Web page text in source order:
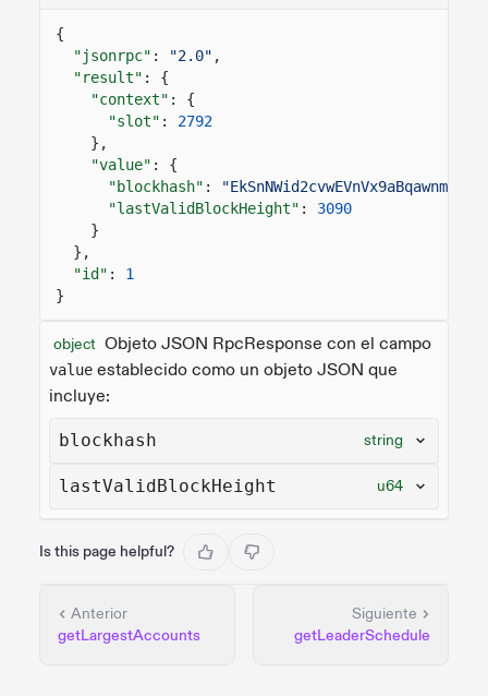
{
"jsonrpc" : "2.0" ,
"result" : {
"context" : {
"slot" :
2792
},
"value" : {
"blockhash" :
"lastValidBlockHeight" :
3090
}
},
"id" :
1
}
object Objeto JSON RpcResponse con el campo
value establecido como un objeto JSON que
incluye:
blockhash string
lastValidBlockHeight u64
Is this page helpful?
Anterior
getLargestAccounts
Siguiente
getLeaderSchedule